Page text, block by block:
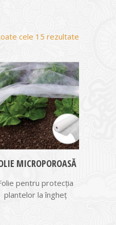
cele 15 rezultate
evaluarea
medie
MICROPOROASĂ
pentru protecția
plantelor la îngheț